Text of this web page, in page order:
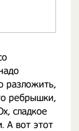
разложить,
ребрышки,
сладкое
А вот этот